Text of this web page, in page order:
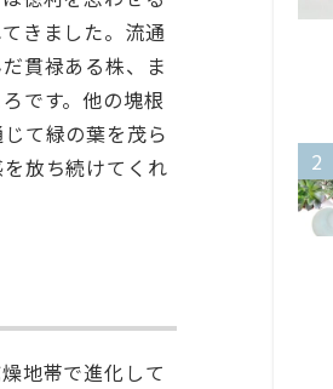
きました。流通
貫禄ある株、ま
です。他の塊根
て緑の葉を茂ら
放ち続けてくれ
地帯で進化して